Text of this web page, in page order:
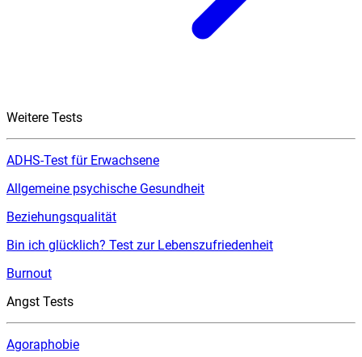
Weitere Tests
ADHS-Test für Erwachsene
Allgemeine psychische Gesundheit
Beziehungsqualität
Bin ich glücklich? Test zur Lebenszufriedenheit
Burnout
Angst Tests
Agoraphobie